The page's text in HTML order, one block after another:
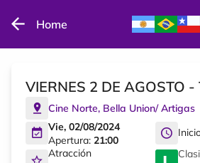
Home
VIERNES 2 DE AGOSTO
Cine Norte, Bella Union/Artigas
Vie, 02/08/2024
Apertura: 21:00
Atracción